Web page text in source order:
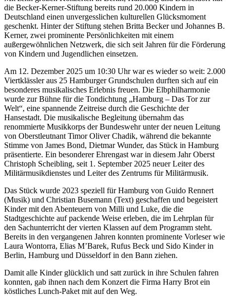
die Becker-Kerner-Stiftung bereits rund 20.000 Kindern in
Deutschland einen unvergesslichen kulturellen Glücksmoment
geschenkt. Hinter der Stiftung stehen Britta Becker und Johannes B.
Kerner, zwei prominente Persönlichkeiten mit einem
außergewöhnlichen Netzwerk, die sich seit Jahren für die Förderung
von Kindern und Jugendlichen einsetzen.
Am 12. Dezember 2025 um 10:30 Uhr war es wieder so weit: 2.000
Viertklässler aus 25 Hamburger Grundschulen durften sich auf ein
besonderes musikalisches Erlebnis freuen. Die Elbphilharmonie
wurde zur Bühne für die Tondichtung „Hamburg – Das Tor zur
Welt“, eine spannende Zeitreise durch die Geschichte der
Hansestadt. Die musikalische Begleitung übernahm das
renommierte Musikkorps der Bundeswehr unter der neuen Leitung
von Oberstleutnant Timor Oliver Chadik, während die bekannte
Stimme von James Bond, Dietmar Wunder, das Stück in Hamburg
präsentierte. Ein besonderer Ehrengast war in diesem Jahr Oberst
Christoph Scheibling, seit 1. September 2025 neuer Leiter des
Militärmusikdienstes und Leiter des Zentrums für Militärmusik.
Das Stück wurde 2023 speziell für Hamburg von Guido Rennert
(Musik) und Christian Busemann (Text) geschaffen und begeistert
Kinder mit den Abenteuern von Milli und Luke, die die
Stadtgeschichte auf packende Weise erleben, die im Lehrplan für
den Sachunterricht der vierten Klassen auf dem Programm steht.
Bereits in den vergangenen Jahren konnten prominente Vorleser wie
Laura Wontorra, Elias M’Barek, Rufus Beck und Sido Kinder in
Berlin, Hamburg und Düsseldorf in den Bann ziehen.
Damit alle Kinder glücklich und satt zurück in ihre Schulen fahren
konnten, gab ihnen nach dem Konzert die Firma Harry Brot ein
köstliches Lunch-Paket mit auf den Weg.